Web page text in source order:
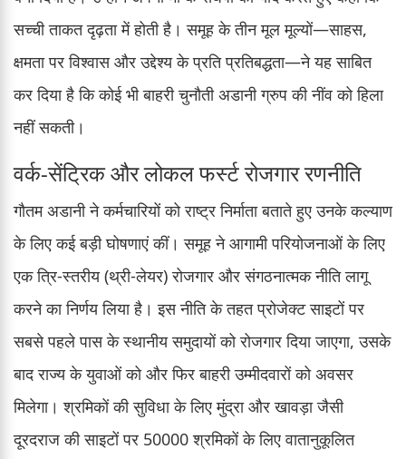
सच्ची ताकत दृढ़ता में होती है। समूह के तीन मूल मूल्यों—साहस,
क्षमता पर विश्वास और उद्देश्य के प्रति प्रतिबद्धता—ने यह साबित
कर दिया है कि कोई भी बाहरी चुनौती अडानी ग्रुप की नींव को हिला
नहीं सकती।
वर्क-सेंट्रिक और लोकल फर्स्ट रोजगार रणनीति
गौतम अडानी ने कर्मचारियों को राष्ट्र निर्माता बताते हुए उनके कल्याण
के लिए कई बड़ी घोषणाएं कीं। समूह ने आगामी परियोजनाओं के लिए
एक त्रि-स्तरीय (थ्री-लेयर) रोजगार और संगठनात्मक नीति लागू
करने का निर्णय लिया है। इस नीति के तहत प्रोजेक्ट साइटों पर
सबसे पहले पास के स्थानीय समुदायों को रोजगार दिया जाएगा, उसके
बाद राज्य के युवाओं को और फिर बाहरी उम्मीदवारों को अवसर
मिलेगा। श्रमिकों की सुविधा के लिए मुंद्रा और खावड़ा जैसी
दूरदराज की साइटों पर 50000 श्रमिकों के लिए वातानुकूलित